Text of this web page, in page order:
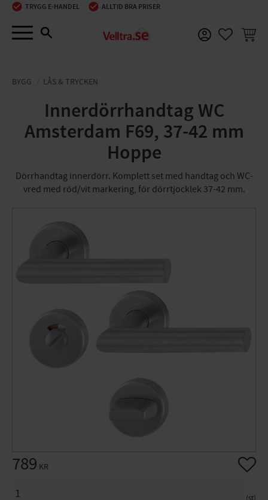
Meny
TRYGG E-HANDEL ALLTID BRA PRISER
BYGG LÅS & TRYCKEN
Innerdörrhandtag WC
Amsterdam F69, 37-42 mm
Hoppe
Dörrhandtag innerdörr. Komplett set med handtag och WC-
vred med röd/vit markering, för dörrtjocklek 37-42 mm.
789 KR Lägg